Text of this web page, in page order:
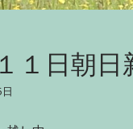
１日朝